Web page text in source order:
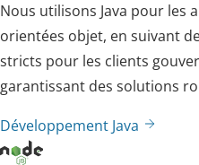
Nous utilisons Java pour les
orientées objet, en suivant
stricts pour les clients
garantissant des solutions
Développement Java